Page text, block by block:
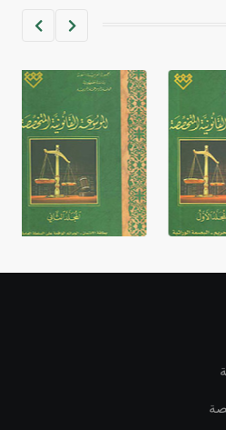
أن الأبجدية الكنعانية تتألف من
القيمة الصوتية للعلامة الك